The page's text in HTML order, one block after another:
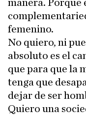
manera. Porque
femenino.
No quiero, ni
absoluto es el
que para que la
tenga que
dejar de ser
Quiero una